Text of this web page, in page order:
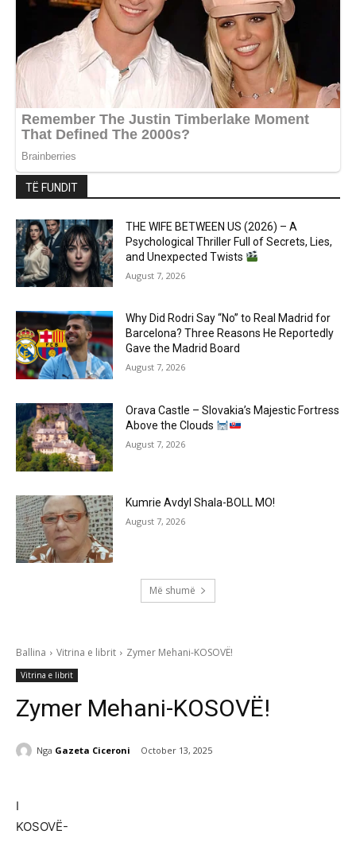
TË FUNDIT
THE WIFE BETWEEN US (2026) – A
Psychological Thriller Full of Secrets, Lies,
and Unexpected Twists
August 7, 2026
Why Did Rodri Say “No” to Real Madrid for
Barcelona? Three Reasons He Reportedly
Gave the Madrid Board
August 7, 2026
Orava Castle – Slovakia’s Majestic Fortress
Above the Clouds
August 7, 2026
Kumrie Avdyl Shala-BOLL MO!
August 7, 2026
Më shumë